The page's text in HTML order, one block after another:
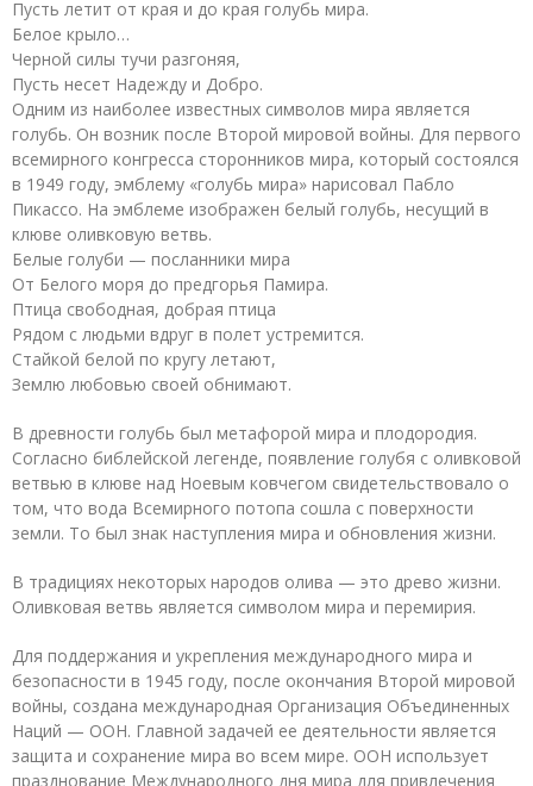
Пусть летит от края и до края голубь мира.
Белое крыло…
Черной силы тучи разгоняя,
Пусть несет Надежду и Добро.
Одним из наиболее известных символов мира является
голубь. Он возник после Второй мировой войны. Для первого
всемирного конгресса сторонников мира, который состоялся
в 1949 году, эмблему «голубь мира» нарисовал Пабло
Пикассо. На эмблеме изображен белый голубь, несущий в
клюве оливковую ветвь.
Белые голуби — посланники мира
От Белого моря до предгорья Памира.
Птица свободная, добрая птица
Рядом с людьми вдруг в полет устремится.
Стайкой белой по кругу летают,
Землю любовью своей обнимают.
В древности голубь был метафорой мира и плодородия.
Согласно библейской легенде, появление голубя с оливковой
ветвью в клюве над Ноевым ковчегом свидетельствовало о
том, что вода Всемирного потопа сошла с поверхности
земли. То был знак наступления мира и обновления жизни.
В традициях некоторых народов олива — это древо жизни.
Оливковая ветвь является символом мира и перемирия.
Для поддержания и укрепления международного мира и
безопасности в 1945 году, после окончания Второй мировой
войны, создана международная Организация Объединенных
Наций — ООН. Главной задачей ее деятельности является
защита и сохранение мира во всем мире. ООН использует
празднование Международного дня мира для привлечения